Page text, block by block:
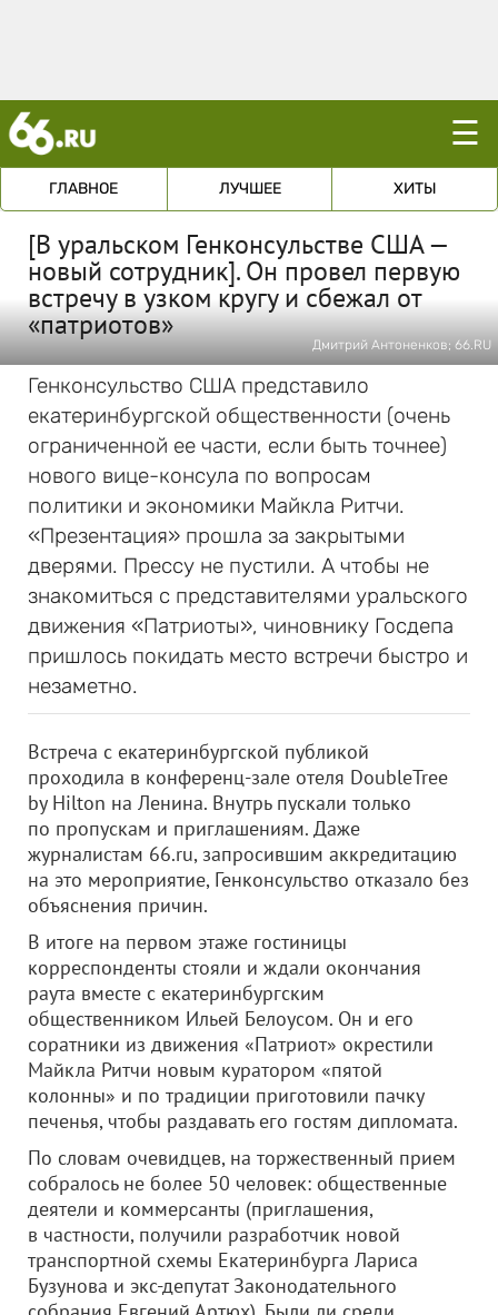
☰
ГЛАВНОЕ ЛУЧШЕЕ ХИТЫ
[В уральском Генконсульстве США —
новый сотрудник]. Он провел первую
встречу в узком кругу и сбежал от
«патриотов»
Дмитрий Антоненков; 66.RU
Генконсульство США представило
екатеринбургской общественности (очень
ограниченной ее части, если быть точнее)
нового вице-консула по вопросам
политики и экономики Майкла Ритчи.
«Презентация» прошла за закрытыми
дверями. Прессу не пустили. А чтобы не
знакомиться с представителями уральского
движения «Патриоты», чиновнику Госдепа
пришлось покидать место встречи быстро и
незаметно.
Встреча с екатеринбургской публикой
проходила в конференц-зале отеля DoubleTree
by Hilton на Ленина. Внутрь пускали только
по пропускам и приглашениям. Даже
журналистам 66.ru, запросившим аккредитацию
на это мероприятие, Генконсульство отказало без
объяснения причин.
В итоге на первом этаже гостиницы
корреспонденты стояли и ждали окончания
раута вместе с екатеринбургским
общественником Ильей Белоусом. Он и его
соратники из движения «Патриот» окрестили
Майкла Ритчи новым куратором «пятой
колонны» и по традиции приготовили пачку
печенья, чтобы раздавать его гостям дипломата.
По словам очевидцев, на торжественный прием
собралось не более 50 человек: общественные
деятели и коммерсанты (приглашения,
в частности, получили разработчик новой
транспортной схемы Екатеринбурга Лариса
Бузунова и экс-депутат Законодательного